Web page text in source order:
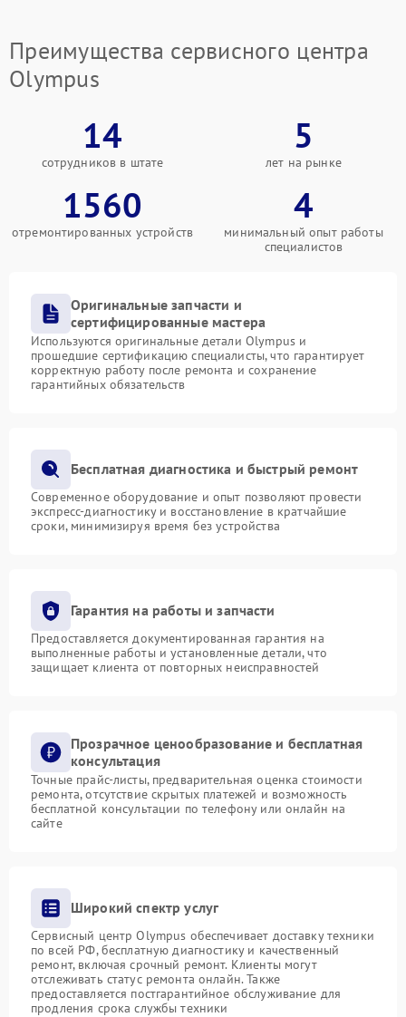
Преимущества сервисного центра
Olympus
14
сотрудников в штате
5
лет на рынке
1560
отремонтированных устройств
4
минимальный опыт работы
специалистов
Оригинальные запчасти и
сертифицированные мастера
Используются оригинальные детали Olympus и
прошедшие сертификацию специалисты, что гарантирует
корректную работу после ремонта и сохранение
гарантийных обязательств
Бесплатная диагностика и быстрый ремонт
Современное оборудование и опыт позволяют провести
экспресс-диагностику и восстановление в кратчайшие
сроки, минимизируя время без устройства
Гарантия на работы и запчасти
Предоставляется документированная гарантия на
выполненные работы и установленные детали, что
защищает клиента от повторных неисправностей
Прозрачное ценообразование и бесплатная
консультация
Точные прайс-листы, предварительная оценка стоимости
ремонта, отсутствие скрытых платежей и возможность
бесплатной консультации по телефону или онлайн на
сайте
Широкий спектр услуг
Сервисный центр Olympus обеспечивает доставку техники
по всей РФ, бесплатную диагностику и качественный
ремонт, включая срочный ремонт. Клиенты могут
отслеживать статус ремонта онлайн. Также
предоставляется постгарантийное обслуживание для
продления срока службы техники